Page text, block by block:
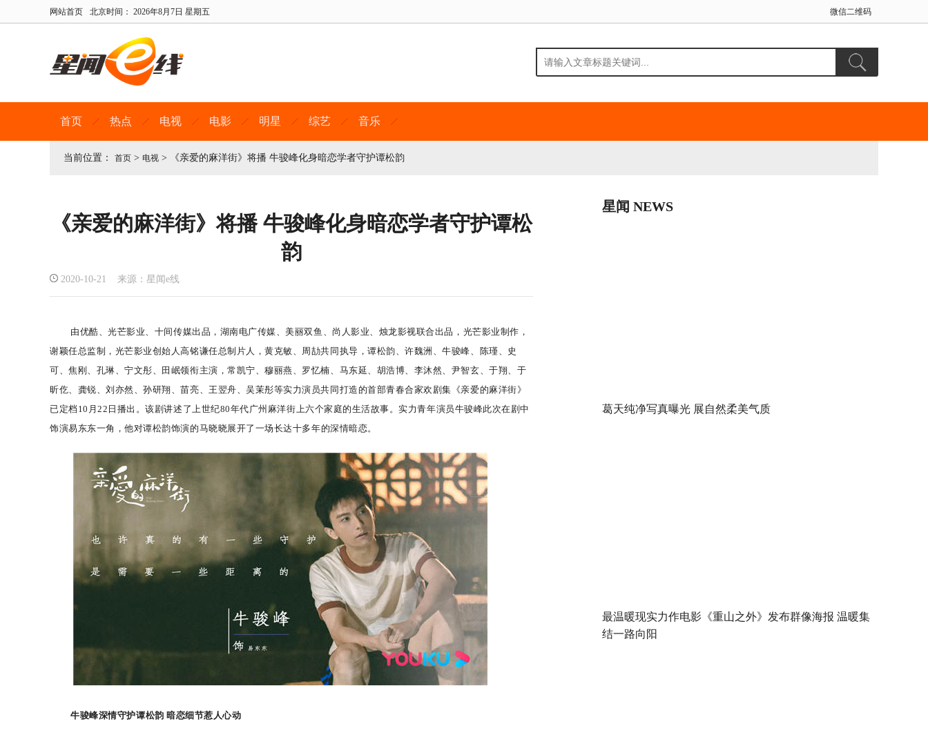
网站首页 北京时间： 2026年8月7日 星期五 微信二维码
首页 热点 电视 电影 明星 综艺 音乐
当前位置： 首页 > 电视 > 《亲爱的麻洋街》将播 牛骏峰化身暗恋学者守护谭松韵
《亲爱的麻洋街》将播 牛骏峰化身暗恋学者守护谭松
韵
2020-10-21 来源：星闻e线
由优酷、光芒影业、十间传媒出品，湖南电广传媒、美丽双鱼、尚人影业、烛龙影视联合出品，光芒影业制作，
谢颖任总监制，光芒影业创始人高铭谦任总制片人，黄克敏、周劼共同执导，谭松韵、许魏洲、牛骏峰、陈瑾、史
可、焦刚、孔琳、宁文彤、田岷领衔主演，常凯宁、穆丽燕、罗忆楠、马东延、胡浩博、李沐然、尹智玄、于翔、于
昕仡、龚锐、刘亦然、孙研翔、苗亮、王翌舟、吴茉彤等实力演员共同打造的首部青春合家欢剧集《亲爱的麻洋街》
已定档 10月22日播出。该剧讲述 了上世纪80年代广州麻洋街上六个家庭的生活故事。实力青年演员牛骏峰此次在剧中
饰演易东东一角，他对谭松韵饰演的马晓晓展开了一场长达十多年的深情暗恋。
牛骏峰深情守护谭松韵 暗恋细节惹人心动
星闻 NEWS
葛天纯净写真曝光 展自然柔美气质
最温暖现实力作电影《重山之外》发布群像海报 温暖集
结一路向阳